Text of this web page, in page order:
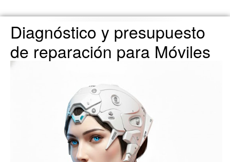
Diagnóstico y presupuesto
de reparación para Móviles